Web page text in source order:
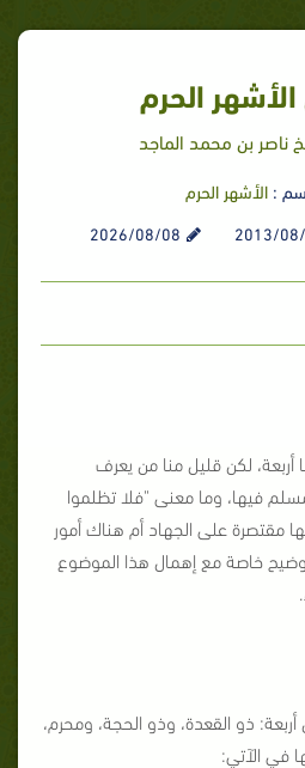
الحرم
ناصر بن محمد الماجد
:الأشهر الحرم
2013/
2026/08/08
أربعة، لكن قليل منا من يعرف
فيها، وما معنى "فلا تظلموا
مقتصرة على الجهاد أم هناك أمور
خاصة مع إهمال هذا الموضوع
أربعة: ذو القعدة، وذو الحجة، ومحرم،
في الآتي: